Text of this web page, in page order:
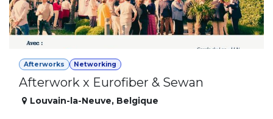
Afterworks Networking
Afterwork x Eurofiber & Sewan
Louvain-la-Neuve, Belgique